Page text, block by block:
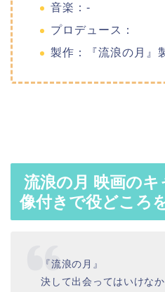
音楽：-
プロデュース：
製作：『流浪の月』
流浪の月 映画の
像付きで役どころ
『流浪の月』
決して出会ってはいけな